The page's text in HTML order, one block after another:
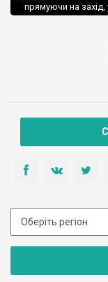
прямуючи на захід,